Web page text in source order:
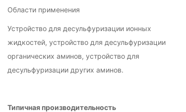
Области применения
Устройство для десульфуризации ионных
жидкостей, устройство для десульфуризации
органических аминов, устройство для
десульфуризации других аминов.
Типичная производительность